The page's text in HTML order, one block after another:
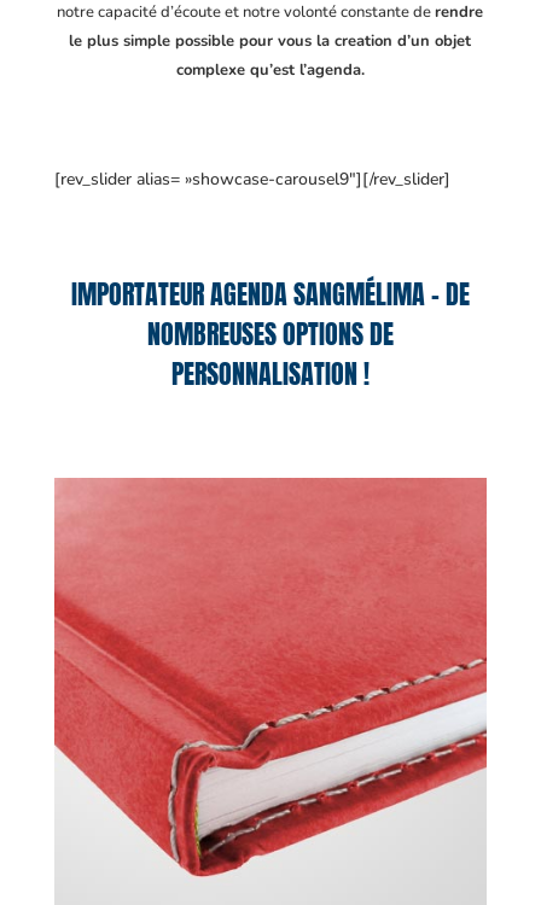
notre capacité d’écoute et notre volonté constante derendre
le plus simple possible pour vous la creation d’un objet
complexe qu’est l’agenda.
[rev_slider alias= »showcase-carousel9″][/rev_slider]
IMPORTATEUR AGENDA SANGMÉLIMA – DE
NOMBREUSES OPTIONS DE
PERSONNALISATION !